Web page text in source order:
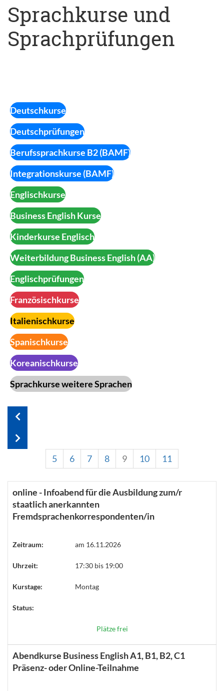
Sprachkurse und
Sprachprüfungen
Deutschkurse
Deutschprüfungen
Berufssprachkurse B2 (BAMF)
Integrationskurse (BAMF)
Englischkurse
Business English Kurse
Kinderkurse Englisch
Weiterbildung Business English (AA)
Englischprüfungen
Französischkurse
Italienischkurse
Spanischkurse
Koreanischkurse
Sprachkurse weitere Sprachen
5 6 7 8 9 10 11
online - Infoabend für die Ausbildung zum/r
staatlich anerkannten
Fremdsprachenkorrespondenten/in
Zeitraum: am 16.11.2026
Uhrzeit: 17:30 bis 19:00
Kurstage: Montag
Status:
Plätze frei
Abendkurse Business English A1, B1, B2, C1
Präsenz- oder Online-Teilnahme